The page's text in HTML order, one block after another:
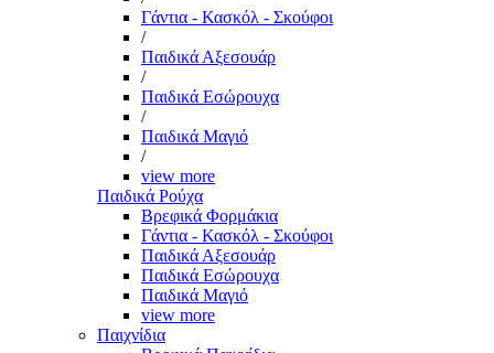
Γάντια - Κασκόλ - Σκούφοι
/
Παιδικά Αξεσουάρ
/
Παιδικά Εσώρουχα
/
Παιδικά Μαγιό
/
view more
Παιδικά Ρούχα
Βρεφικά Φορμάκια
Γάντια - Κασκόλ - Σκούφοι
Παιδικά Αξεσουάρ
Παιδικά Εσώρουχα
Παιδικά Μαγιό
view more
Παιχνίδια